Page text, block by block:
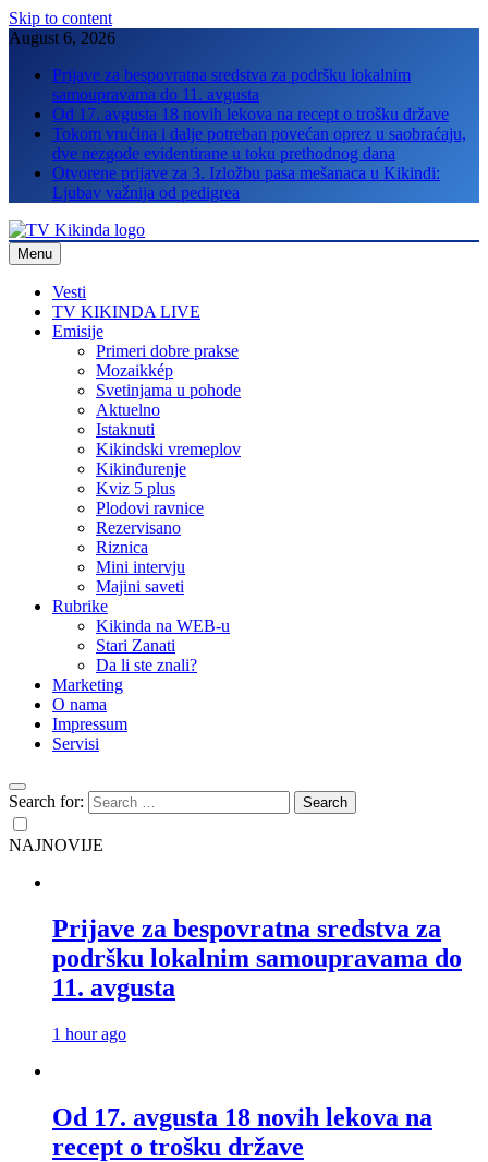
Skip to content
August 6, 2026
Prijave za bespovratna sredstva za podršku lokalnim
samoupravama do 11. avgusta
Od 17. avgusta 18 novih lekova na recept o trošku države
Tokom vrućina i dalje potreban povećan oprez u saobraćaju,
dve nezgode evidentirane u toku prethodnog dana
Otvorene prijave za 3. Izložbu pasa mešanaca u Kikindi:
Ljubav važnija od pedigrea
TV Kikinda
Menu
Vesti
TV KIKINDA LIVE
Emisije
Primeri dobre prakse
Mozaikkép
Svetinjama u pohode
Aktuelno
Istaknuti
Kikindski vremeplov
Kikinđurenje
Kviz 5 plus
Plodovi ravnice
Rezervisano
Riznica
Mini intervju
Majini saveti
Rubrike
Kikinda na WEB-u
Stari Zanati
Da li ste znali?
Marketing
O nama
Impressum
Servisi
Search for:
NAJNOVIJE
Prijave za bespovratna sredstva za
podršku lokalnim samoupravama do
11. avgusta
1 hour ago
Od 17. avgusta 18 novih lekova na
recept o trošku države